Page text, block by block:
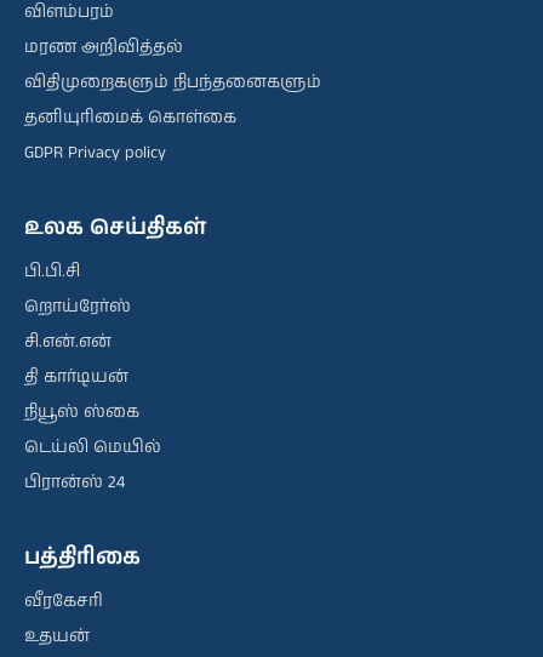
விளம்பரம்
மரண அறிவித்தல்
விதிமுறைகளும் நிபந்தனைகளும்
தனியுரிமைக் கொள்கை
GDPR Privacy policy
உலக செய்திகள்
பி.பி.சி
றொய்ரேர்ஸ்
சி.என்.என்
தி கார்டியன்
நியூஸ் ஸ்கை
டெய்லி மெயில்
பிரான்ஸ் 24
பத்திரிகை
வீரகேசரி
உதயன்